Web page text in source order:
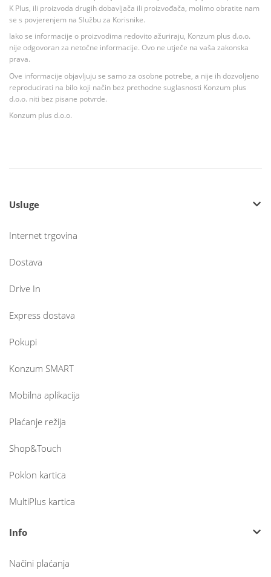
K Plus, ili proizvoda drugih dobavljača ili proizvođača, molimo obratite nam
se s povjerenjem na Službu za Korisnike.
Iako se informacije o proizvodima redovito ažuriraju, Konzum plus d.o.o.
nije odgovoran za netočne informacije. Ovo ne utječe na vaša zakonska
prava.
Ove informacije objavljuju se samo za osobne potrebe, a nije ih dozvoljeno
reproducirati na bilo koji način bez prethodne suglasnosti Konzum plus
d.o.o. niti bez pisane potvrde.
Konzum plus d.o.o.
Usluge
Internet trgovina
Dostava
Drive In
Express dostava
Pokupi
Konzum SMART
Mobilna aplikacija
Plaćanje režija
Shop&Touch
Poklon kartica
MultiPlus kartica
Info
Načini plaćanja